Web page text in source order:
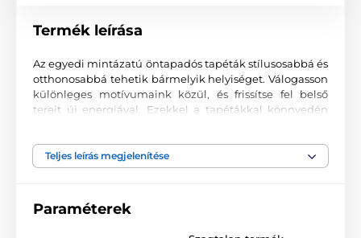
Termék leírása
Az egyedi mintázatú öntapadós tapéták stílusosabbá és
otthonosabbá tehetik bármelyik helyiséget. Válogasson
különleges motívumaink közül, és frissítse fel belső
tereit új energiával. Ezekkel a tapétákkal könnyedén
Precíz nyomtatási minőség
felületű anyagra nyomtatjuk. A minta korszerű UV-led
Teljes leírás megjelenítése
Paraméterek